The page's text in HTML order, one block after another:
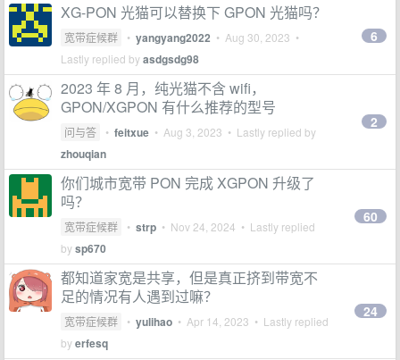
XG-PON 光猫可以替换下 GPON 光猫吗？
宽带症候群 • yangyang2022 • Aug 30, 2023 •
Lastly replied byasdgsdg98
6
2023 年 8 月，纯光猫不含 wifi，
GPON/XGPON 有什么推荐的型号
问与答 • feitxue • Aug 3, 2023 • Lastly replied by
zhouqian
2
你们城市宽带 PON 完成 XGPON 升级了
吗？
宽带症候群 • strp • Nov 24, 2024 • Lastly replied
bysp670
60
都知道家宽是共享，但是真正挤到带宽不
足的情况有人遇到过嘛？
宽带症候群 • yulihao • Apr 14, 2023 • Lastly replied
byerfesq
24